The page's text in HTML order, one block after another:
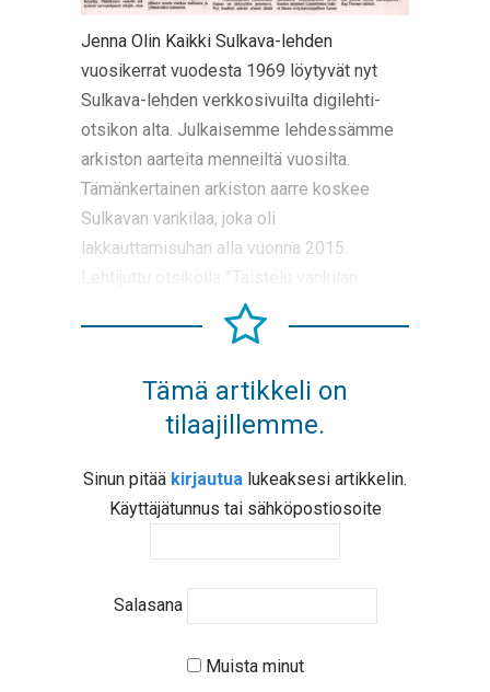
Jenna Olin Kaikki Sulkava-lehden
vuosikerrat vuodesta 1969 löytyvät nyt
Sulkava-lehden verkkosivuilta digilehti-
otsikon alta. Julkaisemme lehdessämme
arkiston aarteita menneiltä vuosilta.
Tämänkertainen arkiston aarre koskee
Sulkavan vankilaa, joka oli
lakkauttamisuhan alla vuonna 2015.
Tämä artikkeli on
tilaajillemme.
Sinun pitää kirjautua lukeaksesi artikkelin.
Käyttäjätunnus tai sähköpostiosoite
Salasana
Muista minut